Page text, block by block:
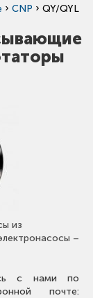
› CNP › QY/QYL
из
–
с нами по
почте: